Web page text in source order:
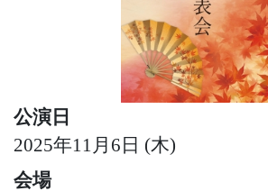
公演日
2025年11月6日 (木)
会場